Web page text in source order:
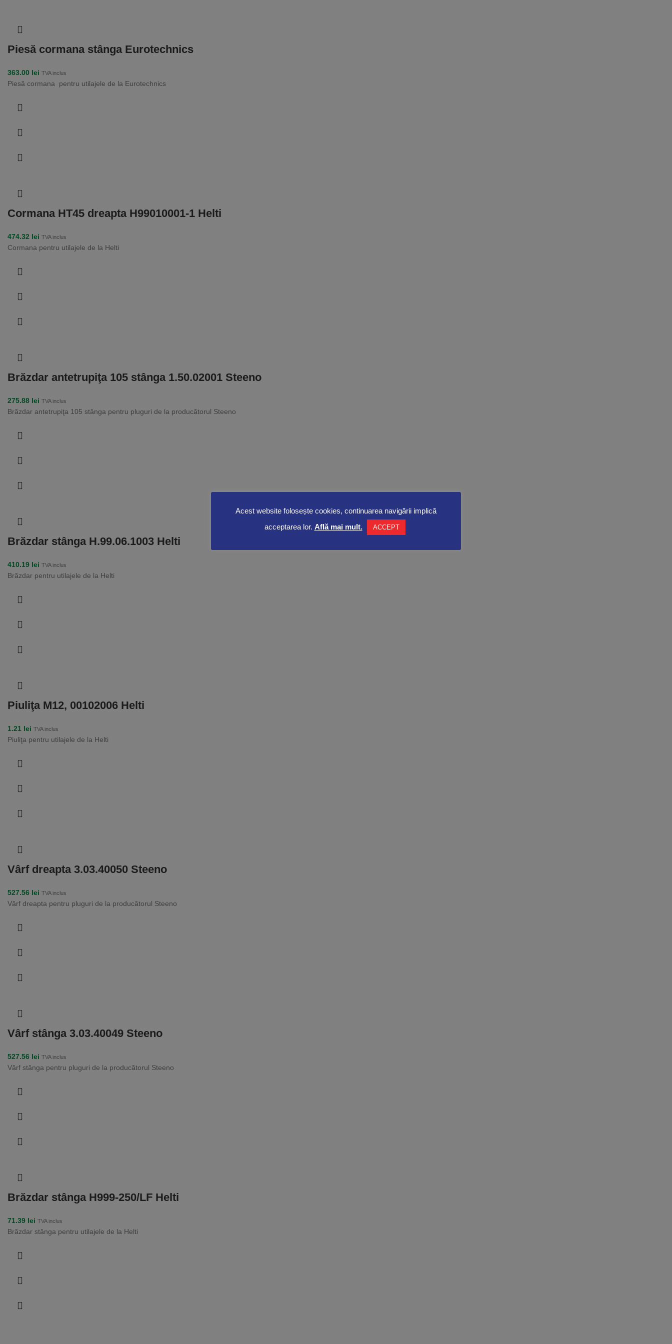
Piesă cormana stânga Eurotechnics
363.00 lei TVA inclus
Piesă cormana pentru utilajele de la Eurotechnics
Cormana HT45 dreapta H99010001-1 Helti
474.32 lei TVA inclus
Cormana pentru utilajele de la Helti
Brăzdar antetrupiţa 105 stânga 1.50.02001 Steeno
275.88 lei TVA inclus
Brăzdar antetrupiţa 105 stânga pentru pluguri de la producătorul Steeno
Brăzdar stânga H.99.06.1003 Helti
410.19 lei TVA inclus
Brăzdar pentru utilajele de la Helti
Piuliţa M12, 00102006 Helti
1.21 lei TVA inclus
Piuliţa pentru utilajele de la Helti
Vârf dreapta 3.03.40050 Steeno
527.56 lei TVA inclus
Vârf dreapta pentru pluguri de la producătorul Steeno
Vârf stânga 3.03.40049 Steeno
527.56 lei TVA inclus
Vârf stânga pentru pluguri de la producătorul Steeno
Brăzdar stânga H999-250/LF Helti
71.39 lei TVA inclus
Brăzdar stânga pentru utilajele de la Helti
Acest website folosește cookies, continuarea navigării implică
acceptarea lor. Află mai mult. ACCEPT